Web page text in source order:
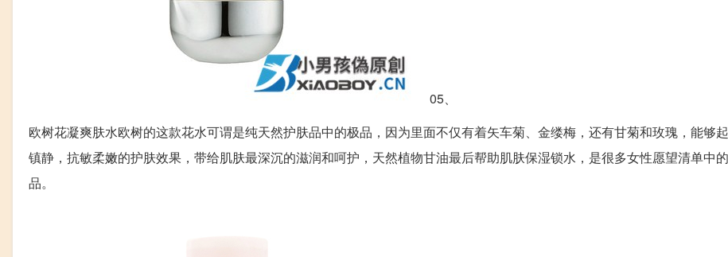
05、
欧树花凝爽肤水欧树的这款花水可谓是纯天然护肤品中的极品，因为里面不仅有着矢车菊、金缕梅，还有甘菊和玫瑰，能够
镇静，抗敏柔嫩的护肤效果，带给肌肤最深沉的滋润和呵护，天然植物甘油最后帮助肌肤保湿锁水，是很多女性愿望清单中
品。